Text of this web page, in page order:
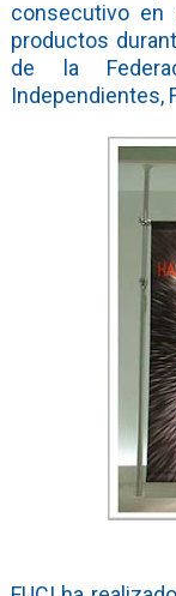
consecutivo
productos
de la
Independientes,